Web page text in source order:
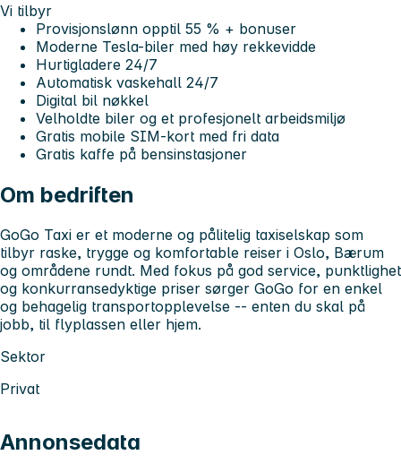
Vi tilbyr
Provisjonslønn opptil 55 % + bonuser
Moderne Tesla-biler med høy rekkevidde
Hurtigladere 24/7
Automatisk vaskehall 24/7
Digital bil nøkkel
Velholdte biler og et profesjonelt arbeidsmiljø
Gratis mobile SIM-kort med fri data
Gratis kaffe på bensinstasjoner
Om bedriften
GoGo Taxi er et moderne og pålitelig taxiselskap som
tilbyr raske, trygge og komfortable reiser i Oslo, Bærum
og områdene rundt. Med fokus på god service, punktlighet
og konkurransedyktige priser sørger GoGo for en enkel
og behagelig transportopplevelse -- enten du skal på
jobb, til flyplassen eller hjem.
Sektor
Privat
Annonsedata